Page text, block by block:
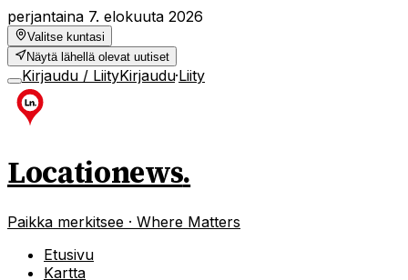
perjantaina 7. elokuuta 2026
Valitse kuntasi
Näytä lähellä olevat uutiset
Kirjaudu / LiityKirjaudu·Liity
Locationews.
Paikka merkitsee · Where Matters
Etusivu
Kartta